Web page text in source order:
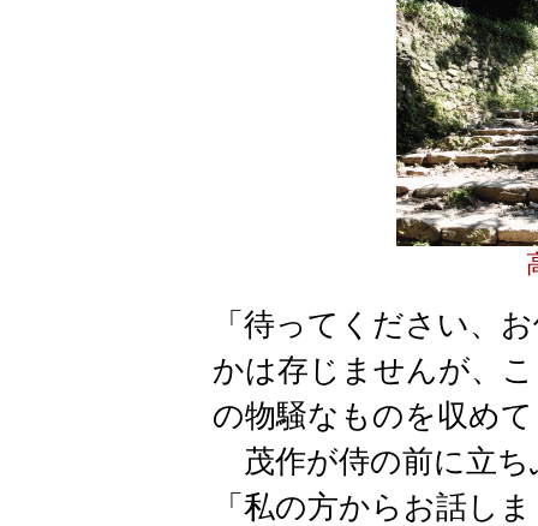
「待ってください、
かは存じませんが、
の物騒なものを収め
茂作が侍の前に立ち
「私の方からお話し